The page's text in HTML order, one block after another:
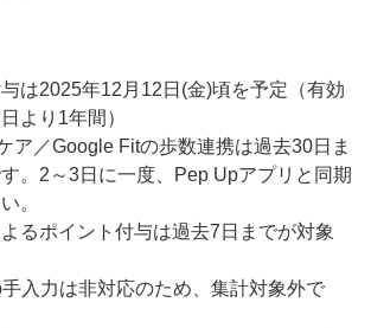
は2025年12月12日(金)頃を予定（有効
より1年間）
ア／Google Fitの歩数連携は過去30日ま
。2～3日に一度、Pep Upアプリと同期
。
るポイント付与は過去7日までが対象
入力は非対応のため、集計対象外で